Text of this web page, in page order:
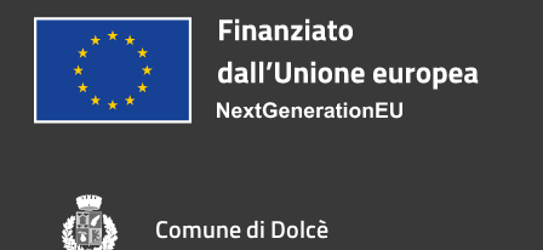
Comune di Dolcè